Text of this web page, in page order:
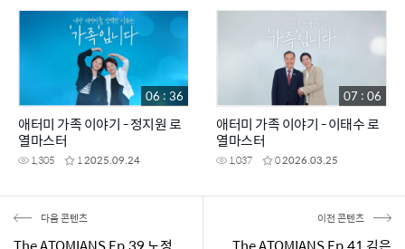
애터미 가족 이야기 - 정지원 로
열마스터
1,305 12025.09.24
06 : 36
애터미 가족 이야기 - 이태수 로
열마스터
1,037 02026.03.25
07 : 06
다음 콘텐츠 이전 콘텐츠